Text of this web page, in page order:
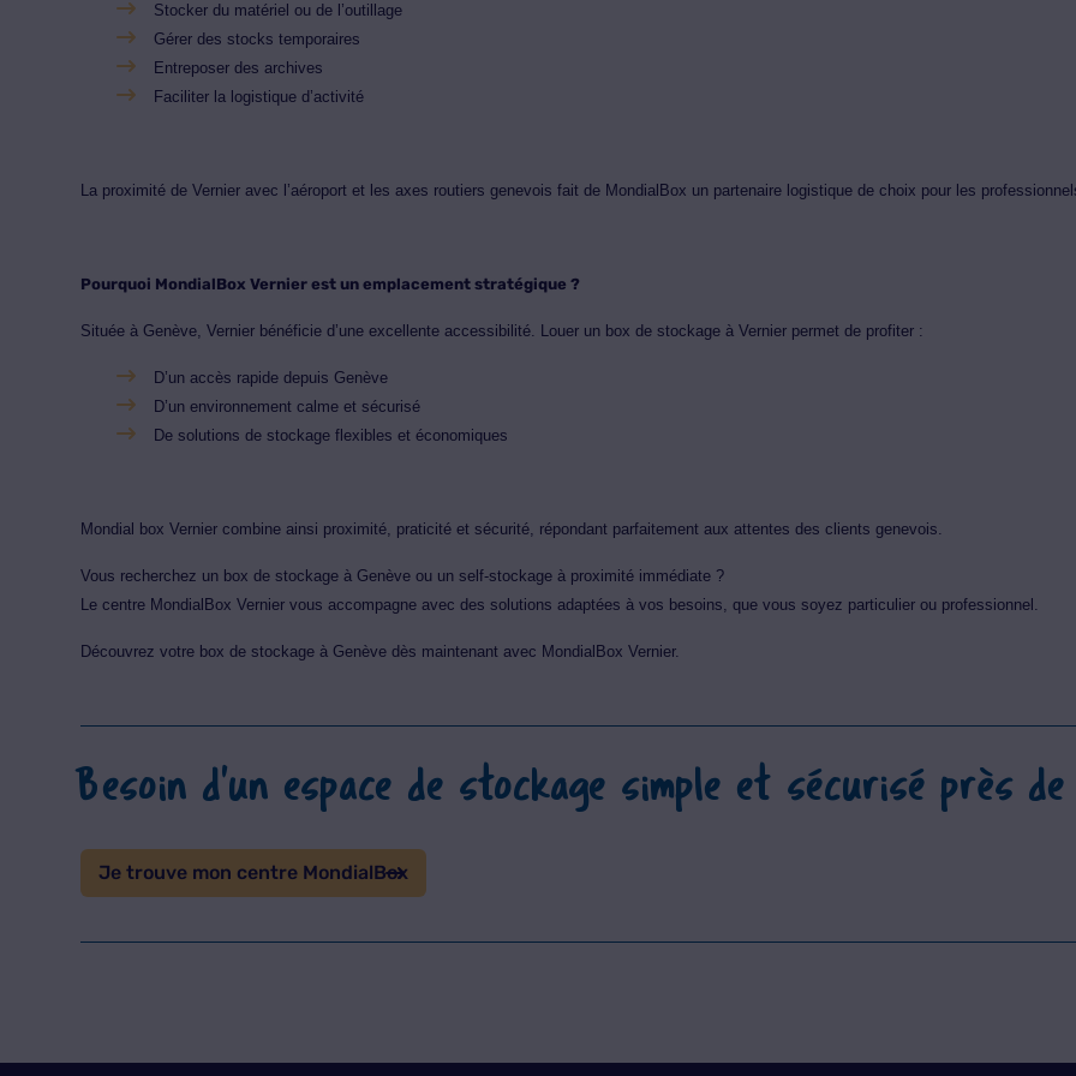
Stocker du matériel ou de l’outillage
Gérer des stocks temporaires
Entreposer des archives
Faciliter la logistique d’activité
La proximité de Vernier avec l’aéroport et les axes routiers genevois fait de MondialBox un partenaire logistique de choix pour les
Pourquoi MondialBox Vernier est un emplacement stratégique ?
Située à Genève, Vernier bénéficie d’une excellente accessibilité. Louer un box de stockage à Vernier permet de profiter :
D’un accès rapide depuis Genève
D’un environnement calme et sécurisé
De solutions de stockage flexibles et économiques
Mondial box Vernier combine ainsi proximité, praticité et sécurité, répondant parfaitement aux attentes des clients genevois.
Vous recherchez un box de stockage à Genève ou un self-stockage à proximité immédiate ?
Le centre MondialBox Vernier vous accompagne avec des solutions adaptées à vos besoins, que vous soyez particulier ou professionnel.
Découvrez votre box de stockage à Genève dès maintenant avec MondialBox Vernier.
Besoin d'un espace de stockage simple et sécurisé près
Je trouve mon centre MondialBox